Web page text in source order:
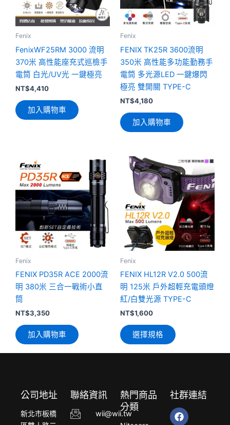
Fenix
FenixWF25RM 3000 流明
370米 高性能座充式巡檢手
電筒 白光/UV光 一鍵極亮
NT$4,410
加入購物車
Fenix
FENIX TK25R 3600流明
350米 高性能多功能勤務手
電筒 多光源LED 一鍵爆閃
極亮 雙開關 TYPE-C
NT$4,180
加入購物車
Fenix
FENIX PD35R ACE 2000流
明 380米 三合一戰術小直
筒
NT$3,350
加入購物車
Fenix
FENIX HL12R V2.0 500流
明 125米 戶外超輕充電頭燈
紅/白雙光源 TYPE-C
NT$1,600
選擇規格
此
產
品
有
多
種
款
式。
在
產
品
選
公司地址
新北市板橋
聯絡資訊
wii@wii.tw
熱門商品
分類
社群連結
F
a
Y
o
L
i